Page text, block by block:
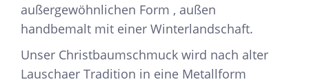
außergewöhnlichen Form , außen
handbemalt mit einer Winterlandschaft.
Unser Christbaumschmuck wird nach alter
Lauschaer Tradition in eine Metallform